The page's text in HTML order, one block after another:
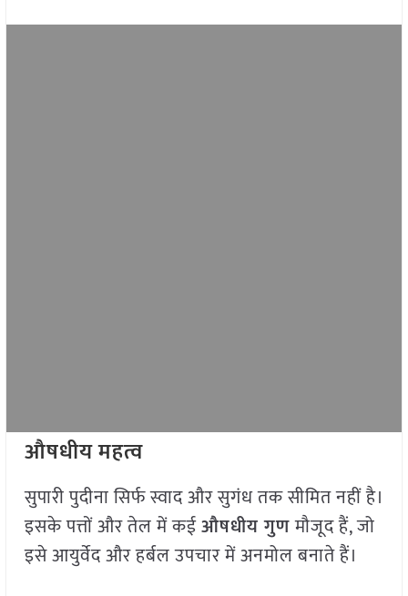
औषधीय महत्व
सुपारी पुदीना सिर्फ स्वाद और सुगंध तक सीमित नहीं है।
इसके पत्तों और तेल में कईऔषधीय गुणमौजूद हैं, जो
इसे आयुर्वेद और हर्बल उपचार में अनमोल बनाते हैं।